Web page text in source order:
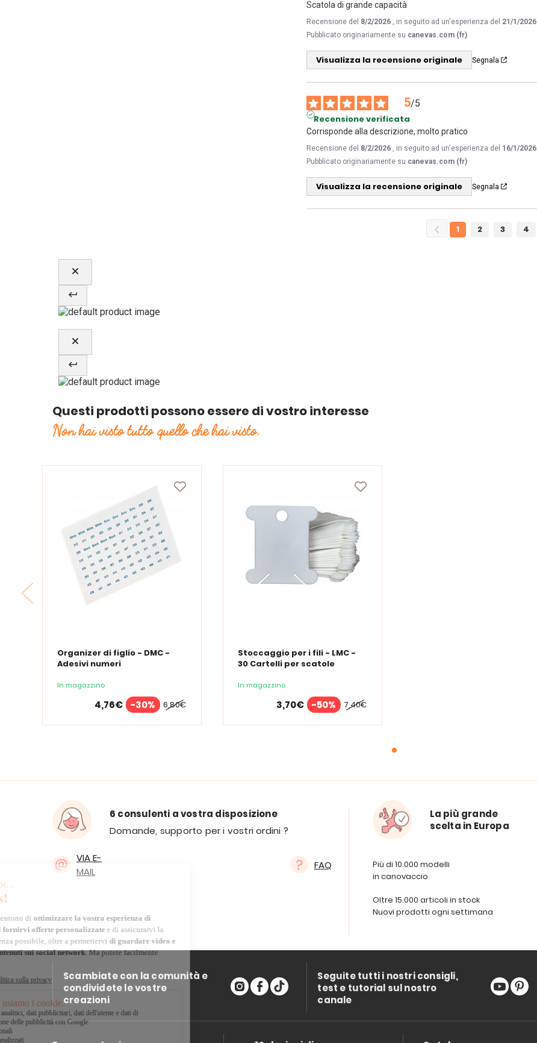
Scatola di grande capacità
Recensione del 8/2/2026 , in seguito ad un'esperienza del 21/1/2026
Pubblicato originariamente su canevas.com (fr)
Visualizza la recensione originale Segnala
5/5
Recensione verificata
Corrisponde alla descrizione, molto pratico
Recensione del 8/2/2026 , in seguito ad un'esperienza del 16/1/2026
Pubblicato originariamente su canevas.com (fr)
Visualizza la recensione originale Segnala
1 2 3 4
Questi prodotti possono essere di vostro interesse
Non hai visto tutto quello che hai visto.
Organizer di figlio - DMC -
Adesivi numeri
In magazzino
6,80€
4,76€ -30%
Stoccaggio per i fili - LMC -
30 Cartelli per scatole
In magazzino
7,40€
3,70€ -50%
6 consulenti a vostra disposizione
Domande, supporto per i vostri ordini ?
VIA E-
MAIL
FAQ
La più grande
scelta in Europa
Più di 10.000 modelli
in canovaccio
Oltre 15.000 articoli in stock
Nuovi prodotti ogni settimana
Scambiate con la comunità e
condividete le vostre
creazioni
Seguite tutti i nostri consigli,
test e tutorial sul nostro
canale